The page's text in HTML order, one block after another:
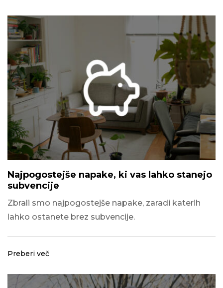
Najpogostejše napake, ki vas lahko stanejo
subvencije
Zbrali smo najpogostejše napake, zaradi katerih
lahko ostanete brez subvencije.
Preberi več